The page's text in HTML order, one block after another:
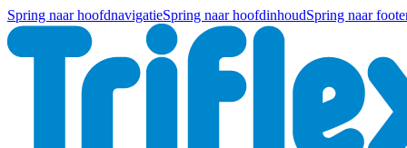
Spring naar hoofdnavigatieSpring naar hoofdinhoudSpring naar